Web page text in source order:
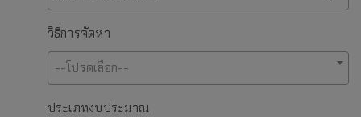
วิธีการจัดหา
--โปรดเลือก--
ประเภทงบประมาณ